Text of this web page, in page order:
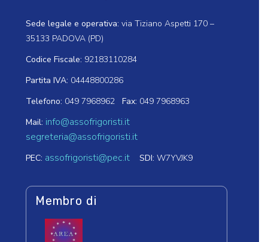
Sede legale e operativa: via Tiziano Aspetti 170 –
35133 PADOVA (PD)
Codice Fiscale: 92183110284
Partita IVA: 04448800286
Telefono: 049 7968962 Fax: 049 7968963
Mail: info@assofrigoristi.it
segreteria@assofrigoristi.it
PEC: assofrigoristi@pec.it SDI: W7YVJK9
Membro di